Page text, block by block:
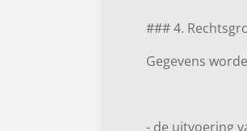
### 4.
Gegevens
- de uitvoering